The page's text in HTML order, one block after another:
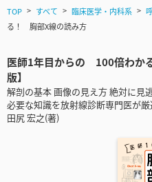
TOP すべて 臨床医学・内科系
る！ 胸部X線の読み方
医師1年目からの 100倍わか
版】
解剖の基本 画像の見え方 絶対に
必要な知識を放射線診断専門医が
田尻 宏之(著)